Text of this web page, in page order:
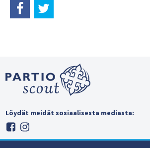
Löydät meidät sosiaalisesta mediasta: